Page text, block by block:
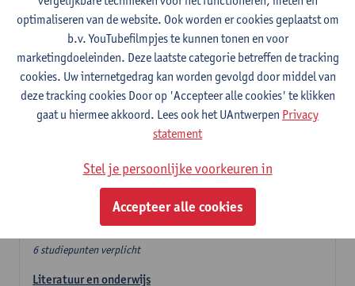
In de domeincomponent neem je 60 studiepunten op:
- 1 verplicht algemeen opleidingsonderdeel van 6 studiepunten,
- 24 of 30 studiepunten Nederlands en telkens minimum 6
studiepunten per deeldomein,
- 24 of 30 studiepunten theater- en filmwetenschap.
Verplicht algemeen opleidingsonderdeel
Deze 6 verplichte studiepunten tellen mee in de
domeincomponent van een van de gekozen talen.
Verplicht algemeen opleidingsonderdeel
6 studiepunten verplicht
Literatuur en onderwijs
optimaliseren van de website. Ook worden er cookies geplaatst om
b.v. YouTubefilmpjes te kunnen tonen en voor
marketingdoeleinden. Deze laatste categorie betreffen de tracking
cookies. Uw internetgedrag kan worden gevolgd door middel van
deze tracking cookies Door op 'Accepteer alle cookies' te klikken
gaat u hiermee akkoord. Lees ook het UAntwerpen Privacy
statement
Stel je persoonlijke voorkeuren in
Accepteer alle cookies